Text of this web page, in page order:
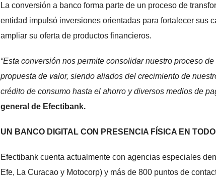
La conversión a banco forma parte de un proceso de
entidad impulsó inversiones orientadas para fortalecer sus
ampliar su oferta de productos financieros.
“Esta conversión nos permite consolidar nuestro proceso
propuesta de valor, siendo aliados del crecimiento de
crédito de consumo hasta el ahorro y diversos medios de
general de Efectibank.
UN BANCO DIGITAL CON PRESENCIA FÍSICA EN
Efectibank cuenta actualmente con agencias especiales
Efe, La Curacao y Motocorp) y más de 800 puntos de